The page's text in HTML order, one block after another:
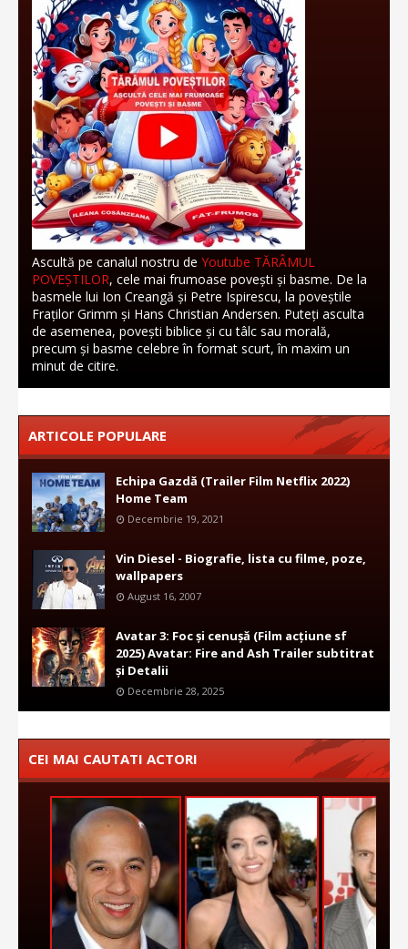
Ascultă pe canalul nostru de Youtube TĂRÂMUL
POVEȘTILOR, cele mai frumoase povești și basme. De la
basmele lui Ion Creangă și Petre Ispirescu, la poveștile
Fraților Grimm și Hans Christian Andersen. Puteți asculta
de asemenea, povești biblice și cu tâlc sau morală,
precum și basme celebre în format scurt, în maxim un
minut de citire.
ARTICOLE POPULARE
Echipa Gazdă (Trailer Film Netflix 2022)
Home Team
Decembrie 19, 2021
Vin Diesel - Biografie, lista cu filme, poze,
wallpapers
August 16, 2007
Avatar 3: Foc și cenușă (Film acțiune sf
2025) Avatar: Fire and Ash Trailer subtitrat
și Detalii
Decembrie 28, 2025
CEI MAI CAUTATI ACTORI